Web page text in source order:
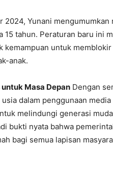
2024, Yunani
15 tahun. Peraturan baru ini
kemampuan untuk
anak.
Masa Depan Dengan
dalam penggunaan
melindungi generasi
bukti nyata bahwa
bagi semua lapisan